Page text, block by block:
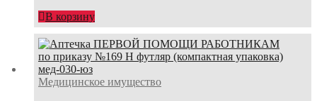
В корзину
Медицинское имущество